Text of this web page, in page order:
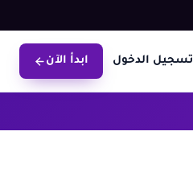
تسجيل الدخول ابدأ الآن